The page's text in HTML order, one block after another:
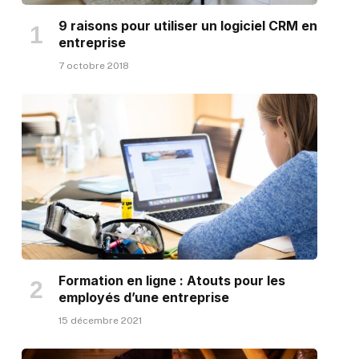
9 raisons pour utiliser un logiciel CRM en
entreprise
7 octobre 2018
Formation en ligne : Atouts pour les
employés d’une entreprise
15 décembre 2021